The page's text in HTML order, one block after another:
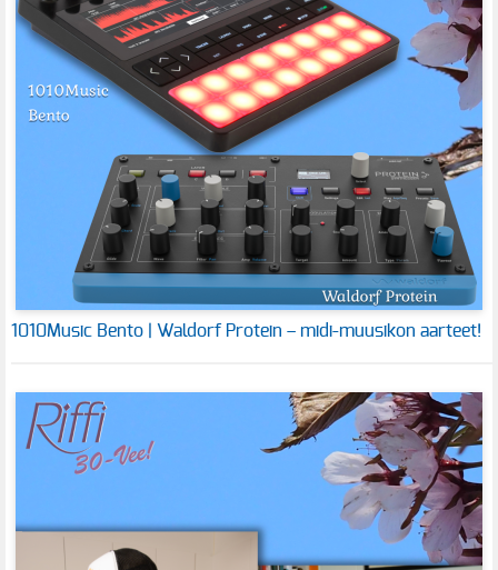
1010Music Bento | Waldorf Protein – midi-muusikon aarteet!